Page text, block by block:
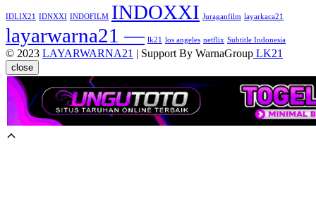
IDLIX21 IDNXXI INDOFILM INDOXXI Juraganfilm layarkaca21
layarwarna21 — lk21 los angeles netflix Subtitle Indonesia
© 2023 LAYARWARNA21 | Support By WarnaGroup LK21
close